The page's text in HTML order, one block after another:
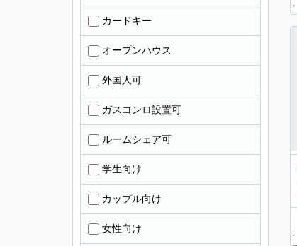
カードキー
オープンハウス
外国人可
ガスコンロ設置可
ルームシェア可
学生向け
カップル向け
女性向け